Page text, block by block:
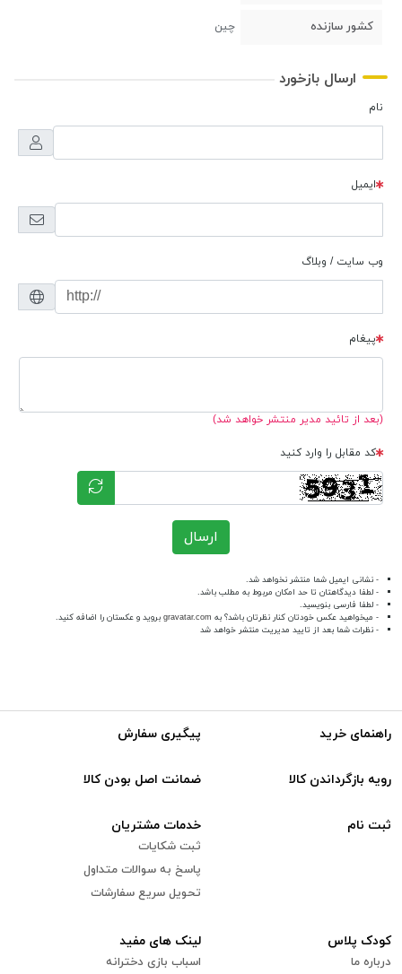
کشور سازنده چین
ارسال بازخورد
نام
ایمیل
وب سایت / وبلاگ
پیغام
(بعد از تائید مدیر منتشر خواهد شد)
کد مقابل را وارد کنید
ارسال
- نشانی ایمیل شما منتشر نخواهد شد.
- لطفا دیدگاهتان تا حد امکان مربوط به مطلب باشد.
- لطفا فارسی بنویسید.
- میخواهید عکس خودتان کنار نظرتان باشد؟ به gravatar.com بروید و عکستان را اضافه کنید.
- نظرات شما بعد از تایید مدیریت منتشر خواهد شد
راهنمای خرید پیگیری سفارش
رویه بازگرداندن کالا ضمانت اصل بودن کالا
ثبت نام خدمات مشتریان
ثبت شکایات
پاسخ به سوالات متداول
تحویل سریع سفارشات
کودک پلاس
درباره ما
لینک های مفید
اسباب بازی دخترانه